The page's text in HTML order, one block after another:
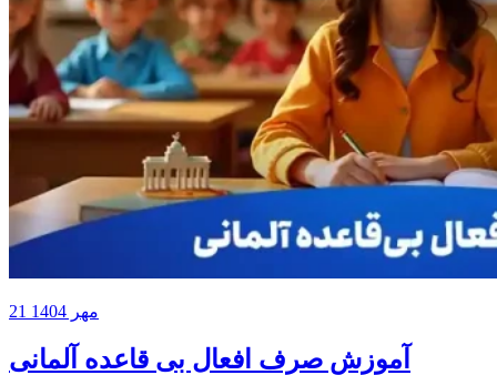
21 مهر 1404
آموزش صرف افعال بی قاعده آلمانی